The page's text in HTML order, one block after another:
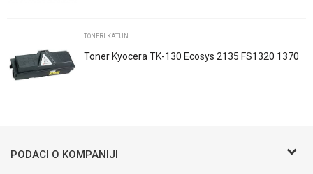
Trenutno nema komentara
TONERI KATUN
Toner Kyocera TK-130 Ecosys 2135 FS1320 1370
PODACI O KOMPANIJI